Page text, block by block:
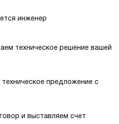
инженер
техническое решение вашей
предложение с
и выставляем счет